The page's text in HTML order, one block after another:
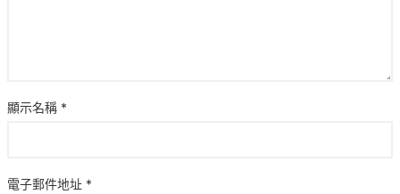
顯示名稱 *
電子郵件地址 *